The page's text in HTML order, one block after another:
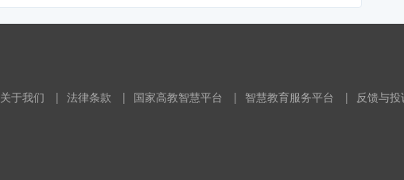
关于我们 | 法律条款 | 国家高教智慧平台 | 智慧教育服务平台 | 反馈与投